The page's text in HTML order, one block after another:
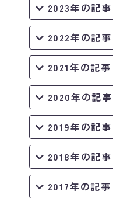
2023年の記事
2022年の記事
2021年の記事
2020年の記事
2019年の記事
2018年の記事
2017年の記事